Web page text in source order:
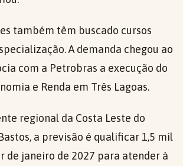
também têm buscado cursos
A demanda chegou ao
com a Petrobras a execução do
e Renda em Três Lagoas.
regional da Costa Leste do
a previsão é qualificar 1,5 mil
de janeiro de 2027 para atender à